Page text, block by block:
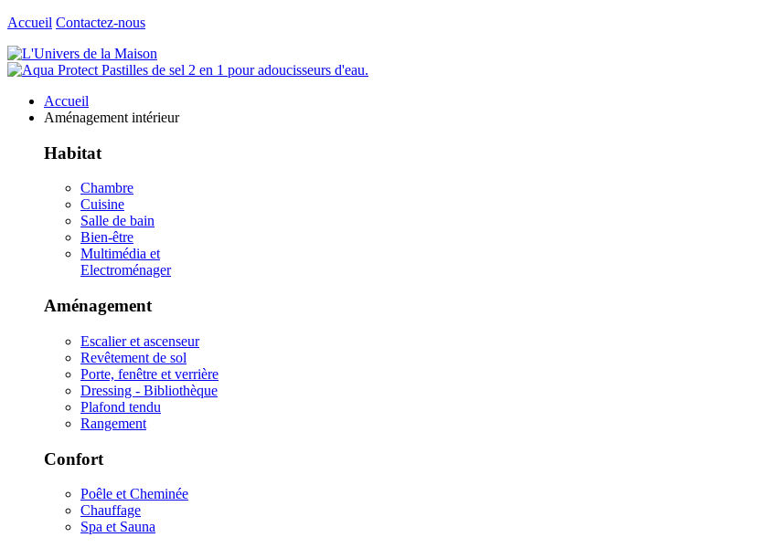
Accueil Contactez-nous
Accueil
Aménagement intérieur
Habitat
Chambre
Cuisine
Salle de bain
Bien-être
Multimédia et
Electroménager
Aménagement
Escalier et ascenseur
Revêtement de sol
Porte, fenêtre et verrière
Dressing - Bibliothèque
Plafond tendu
Rangement
Confort
Poêle et Cheminée
Chauffage
Spa et Sauna